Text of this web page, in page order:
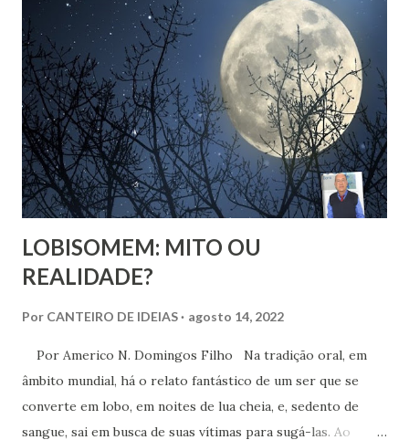
abandonar Deus, mas sim se libertar de uma prisão, ela
expõe algo que muita gente vive: a busca por uma
espiritualidade que faça sentido com quem a gente
realmente é.
LOBISOMEM: MITO OU
REALIDADE?
Por CANTEIRO DE IDEIAS agosto 14, 2022
Por Americo N. Domingos Filho Na tradição oral, em
âmbito mundial, há o relato fantástico de um ser que se
converte em lobo, em noites de lua cheia, e, sedento de
sangue, sai em busca de suas vítimas para sugá-las. Ao